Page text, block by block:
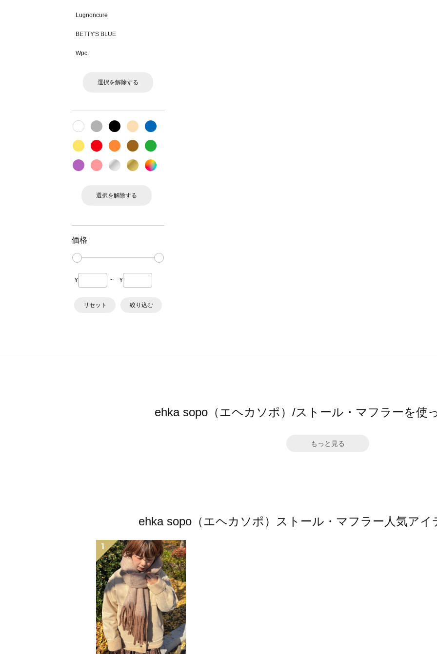
Lugnoncure
BETTY'S BLUE
Wpc.
選択を解除する
選択を解除する
価格
¥ ~ ¥
リセット 絞り込む
ehka sopo（エヘカソポ）/ストール・マフラーを使
もっと見る
ehka sopo（エヘカソポ）ストール・マフラー人気ア
1